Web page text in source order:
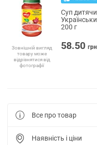
Зовнішній вигляд
товару може
відрізнятися від
фотографії
Суп
200 г
58.50 грн
Все про товар
Наявність і ціни